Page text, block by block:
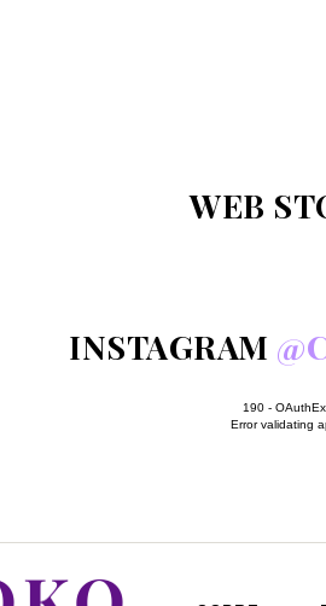
WEB
INSTAGRAM
190 -
Error validating